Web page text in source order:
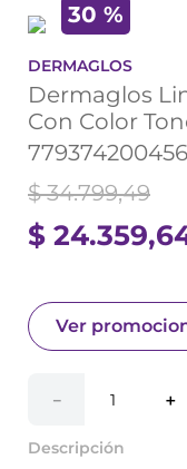
30 %
DERMAGLOS
Dermaglos
Con Color
$ 24.359,
$ 34.799,49
Ver
＋
－
Descripción